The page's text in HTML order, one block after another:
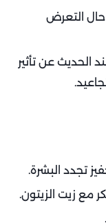
حال التعرض
الحديث عن تأثير
تجدد البشرة.
مع زيت الزيتون.